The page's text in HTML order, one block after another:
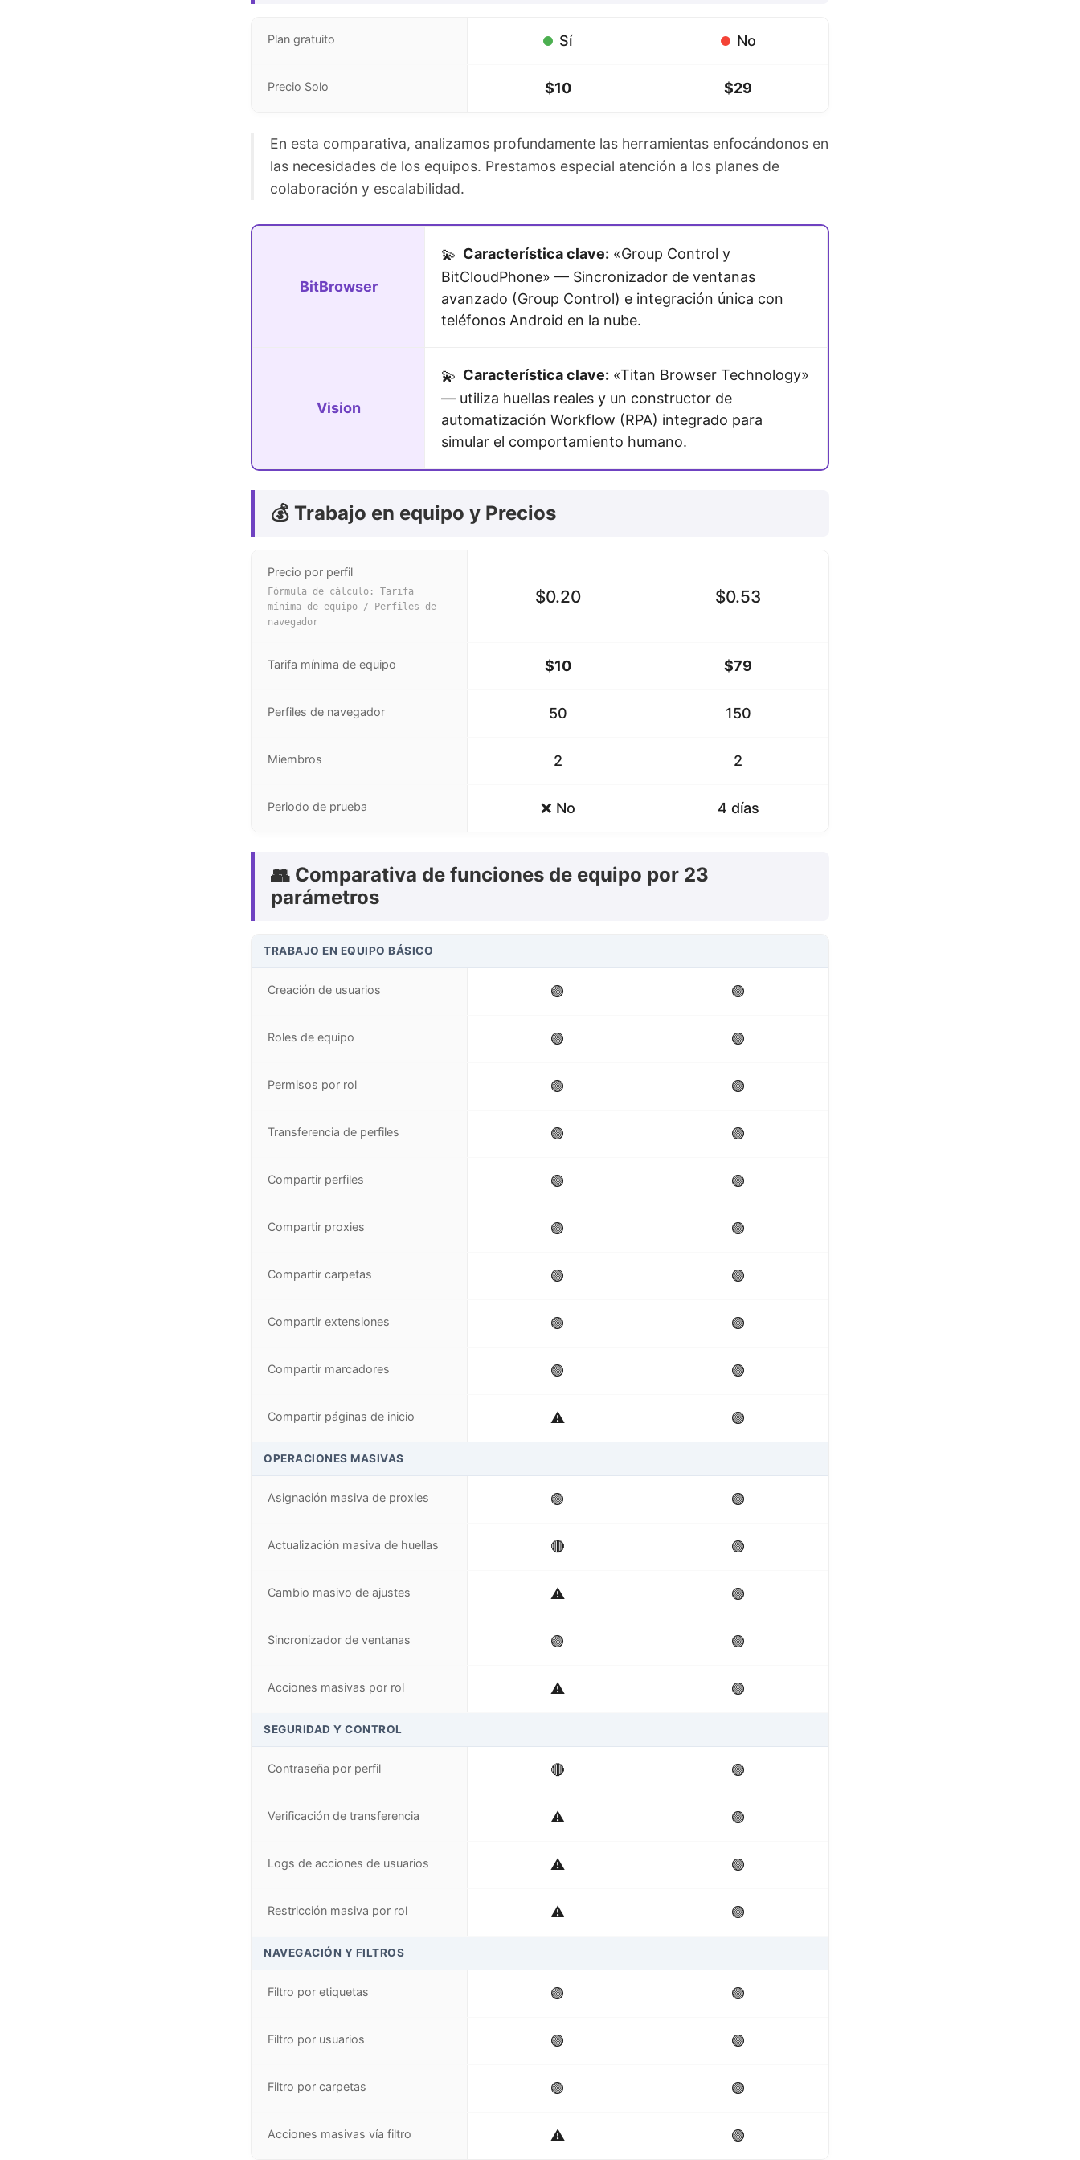
Plan gratuito Sí No
Precio Solo $10 $29
En esta comparativa, analizamos profundamente las herramientas enfocándonos en
las necesidades de los equipos. Prestamos especial atención a los planes de
colaboración y escalabilidad.
BitBrowser
💫 Característica clave: «Group Control y
BitCloudPhone» — Sincronizador de ventanas
avanzado (Group Control) e integración única con
teléfonos Android en la nube.
Vision
💫 Característica clave: «Titan Browser Technology»
— utiliza huellas reales y un constructor de
automatización Workflow (RPA) integrado para
simular el comportamiento humano.
💰 Trabajo en equipo y Precios
Precio por perfil
Fórmula de cálculo: Tarifa
mínima de equipo / Perfiles de
navegador
$0.20 $0.53
Tarifa mínima de equipo $10 $79
Perfiles de navegador 50 150
Miembros 2 2
Periodo de prueba ❌ No 4 días
👥 Comparativa de funciones de equipo por 23
parámetros
TRABAJO EN EQUIPO BÁSICO
Creación de usuarios 🟢 🟢
Roles de equipo 🟢 🟢
Permisos por rol 🟢 🟢
Transferencia de perfiles 🟢 🟢
Compartir perfiles 🟢 🟢
Compartir proxies 🟢 🟢
Compartir carpetas 🟢 🟢
Compartir extensiones 🟢 🟢
Compartir marcadores 🟢 🟢
Compartir páginas de inicio ⚠️ 🟢
OPERACIONES MASIVAS
Asignación masiva de proxies 🟢 🟢
Actualización masiva de huellas 🔴 🟢
Cambio masivo de ajustes ⚠️ 🟢
Sincronizador de ventanas 🟢 🟢
Acciones masivas por rol ⚠️ 🟢
SEGURIDAD Y CONTROL
Contraseña por perfil 🔴 🟢
Verificación de transferencia ⚠️ 🟢
Logs de acciones de usuarios ⚠️ 🟢
Restricción masiva por rol ⚠️ 🟢
NAVEGACIÓN Y FILTROS
Filtro por etiquetas 🟢 🟢
Filtro por usuarios 🟢 🟢
Filtro por carpetas 🟢 🟢
Acciones masivas vía filtro ⚠️ 🟢